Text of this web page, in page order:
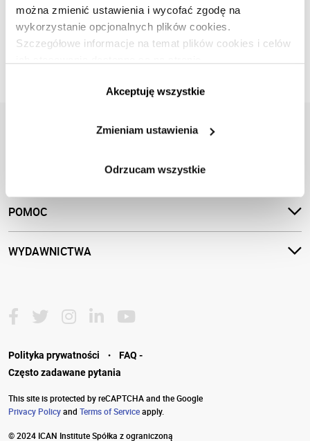
można zmienić ustawienia i wycofać zgodę na
wykorzystanie opcjonalnych plików cookies.
Szczegółowe informacje na temat plików cookies i celów
Akceptuję wszystkie
Zmieniam ustawienia
Odrzucam wszystkie
ZARZĄDZANIE I PRZYWÓDZTWO· EDUKACJA· ROZWÓJ PRACOWNIKÓW
Artur Radwan PL
sięgają po e-learning.
POMOC
WYDAWNICTWA
Polityka prywatności ·
FAQ -
Często zadawane pytania
This site is protected by reCAPTCHA and the Google
Privacy Policyand Terms of Serviceapply.
© 2024 ICAN Institute Spółka z ograniczoną